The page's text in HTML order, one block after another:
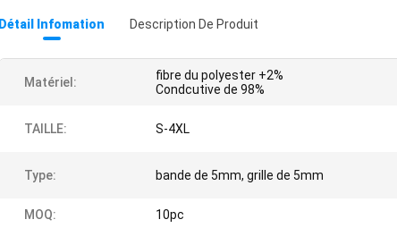
Détail Infomation Description De Produit
Matériel:
fibre du polyester +2%
Condcutive de 98%
TAILLE: S-4XL
Type: bande de 5mm, grille de 5mm
MOQ: 10pc